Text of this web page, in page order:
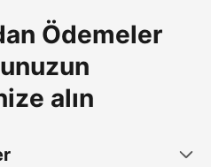
Ödemeler
alın